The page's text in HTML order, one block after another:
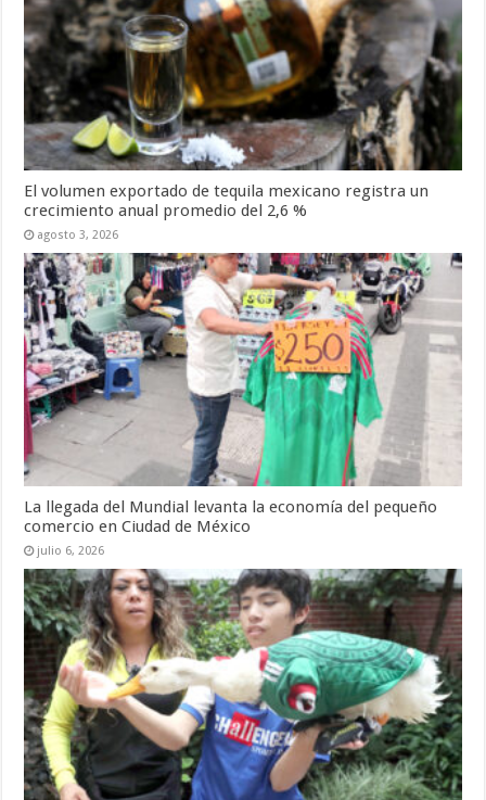
El volumen exportado de tequila mexicano registra un
crecimiento anual promedio del 2,6 %
agosto 3, 2026
La llegada del Mundial levanta la economía del pequeño
comercio en Ciudad de México
julio 6, 2026